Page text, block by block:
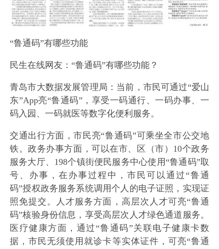
“鲁通码”有哪些功能
民生在线网友：“鲁通码”有哪些功能？
青岛市大数据发展管理局：当前，市民可通过“爱山
东”App亮“鲁通码”，享受一码通行、一码办事、一
码入园、一码就医等数字化便利服务。
交通出行方面，市民亮“鲁通码”可乘坐全市公交地
铁。政务办事方面，可以在市、区（市）10个政务
服务大厅、198个镇街便民服务中心使用“鲁通码”取
号、办事，在办事过程中，市民可以通过“鲁通
码”授权政务服务系统调用个人的电子证照，实现证
照免提交。人才服务方面，高层次人才可亮“鲁通
码”核验身份信息，享受高层次人才绿色通道服务。
医疗健康方面，通过“鲁通码”关联电子健康卡数
据，市民无须使用就诊卡等实体证件，可亮“鲁通